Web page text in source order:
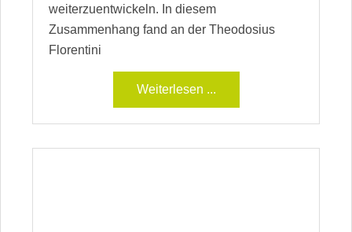
weiterzuentwickeln. In diesem
Zusammenhang fand an der Theodosius
Florentini
Weiterlesen ...